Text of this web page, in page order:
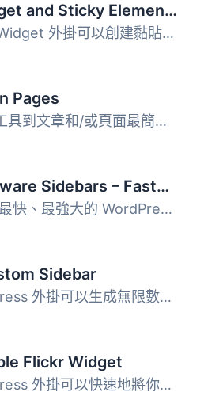
Fixed Widget and Sticky Elements for WordPress
使用 Fixed Widget 外掛可以創建黏貼式的小部件、區塊和其他...
Pages
這是添加小工具到文章和/或頁面最簡單，也是評價最高的方法。...
Content Aware Sidebars – Fastest Widget Area Plugin
CAS 是迄今最快、最強大的 WordPress 側邊欄外掛程式。您可以...
Sidebar
這個 WordPress 外掛可以生成無限數量的側邊欄，您可以把它們...
Flickr Widget
這個 WordPress 外掛可以快速地將你的 Flickr 照片顯示於 Wid...